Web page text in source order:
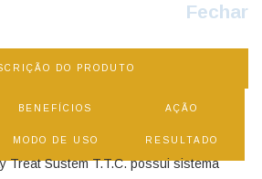
Fechar
DO PRODUTO
BENEFÍCIOS AÇÃO
MODO DE USO RESULTADO
Treat Sustem T.T.C. possui sistema